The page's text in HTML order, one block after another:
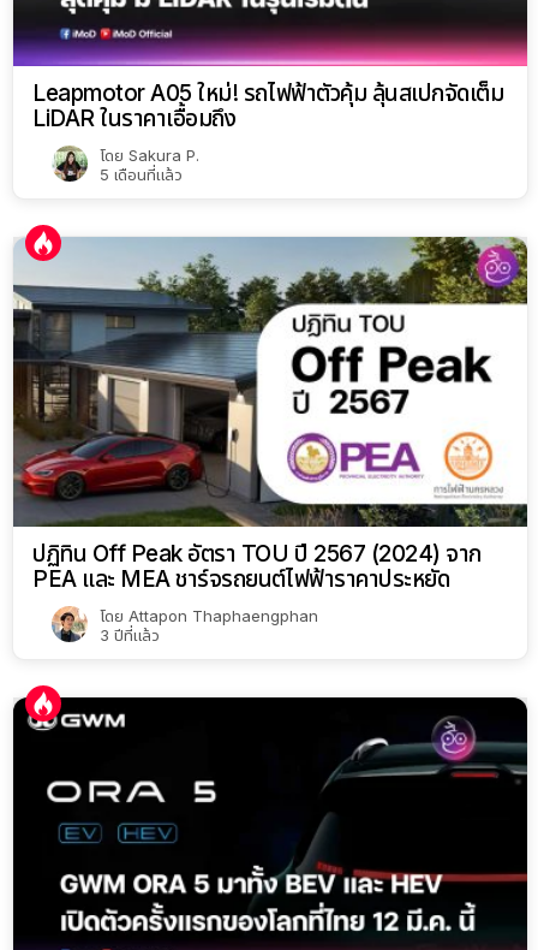
Leapmotor A05 ใหม่! รถไฟฟ้าตัวคุ้ม ลุ้นสเปกจัดเต็ม
LiDAR ในราคาเอื้อมถึง
โดย Sakura P.
5 เดือนที่แล้ว
ปฏิทิน Off Peak อัตรา TOU ปี 2567 (2024) จาก
PEA และ MEA ชาร์จรถยนต์ไฟฟ้าราคาประหยัด
โดย Attapon Thaphaengphan
3 ปีที่แล้ว